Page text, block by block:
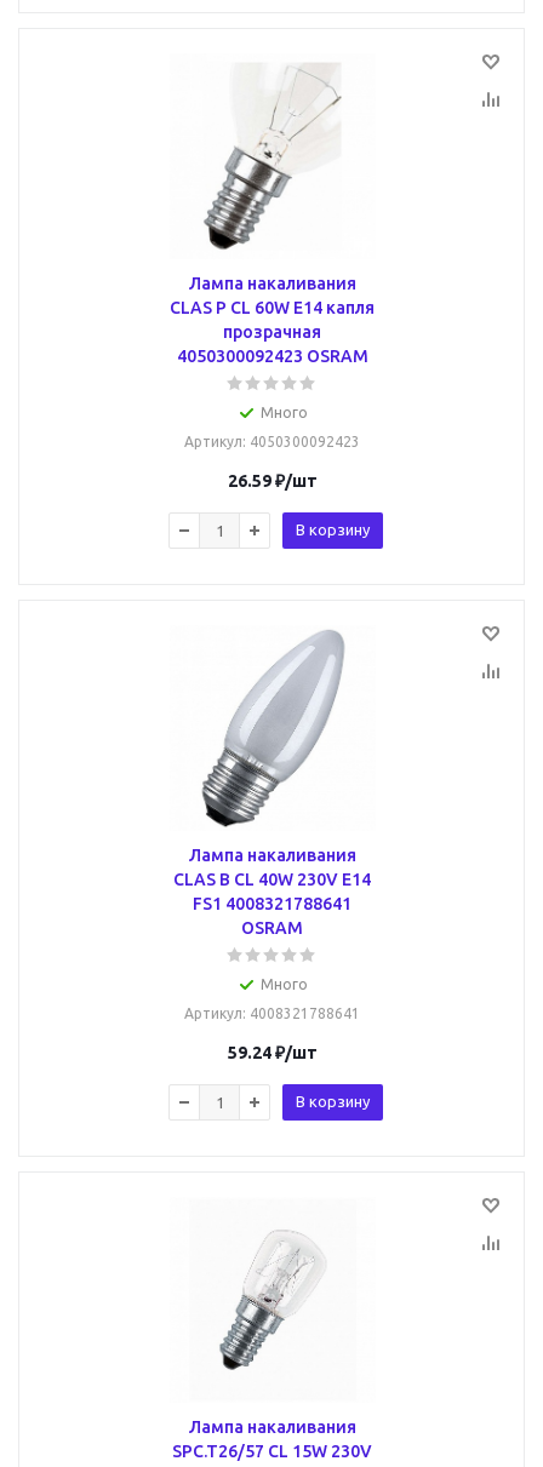
Лампа накаливания
CLAS P CL 60W E14 капля
прозрачная
4050300092423 OSRAM
Много
Артикул: 4050300092423
26.59₽/шт
В корзину
Лампа накаливания
CLAS B CL 40W 230V E14
FS1 4008321788641
OSRAM
Много
Артикул: 4008321788641
59.24₽/шт
В корзину
Лампа накаливания
SPC.T26/57 CL 15W 230V